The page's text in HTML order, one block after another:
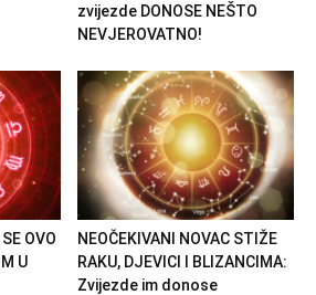
zvijezde DONOSE NEŠTO
NEVJEROVATNO!
OVO
U
NEOČEKIVANI NOVAC STIŽE
RAKU, DJEVICI I BLIZANCIMA:
Zvijezde im donose